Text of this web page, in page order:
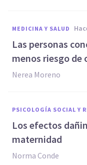
MEDICINA Y SALUD
Las personas
menos riesgo de
Nerea Moreno
PSICOLOGÍA SOCIAL Y
Los efectos
maternidad
Norma Conde